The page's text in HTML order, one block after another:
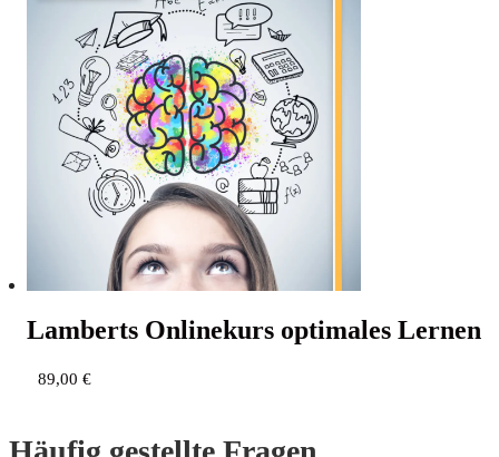
Lam­berts Online­kurs opti­ma­les Lernen
89,00 €